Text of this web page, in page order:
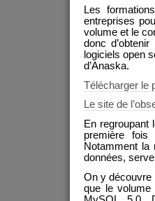
Les
entreprises
volume et le
donc
logiciels open
d’Anaska.
Télécharger le
Le site de
En regroupant
première fois
Notamment la
données,
On y découvre
que le